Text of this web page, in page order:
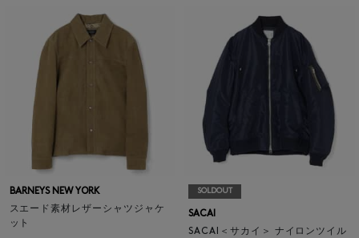
BARNEYS NEW YORK
スエード素材レザーシャツジャケ
ット
SOLDOUT
SACAI
SACAI＜サカイ＞ ナイロンツイル